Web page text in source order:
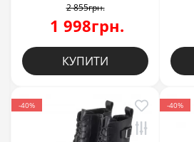
2 855грн.
1 998грн.
КУПИТИ
-40% -40%